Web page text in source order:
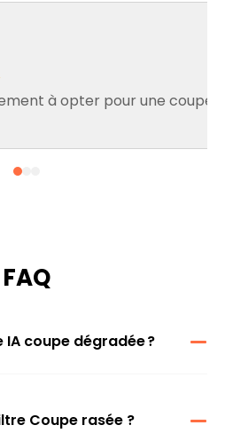
à opter pour une coupe
FAQ
IA coupe dégradée ?
Coupe rasée ?